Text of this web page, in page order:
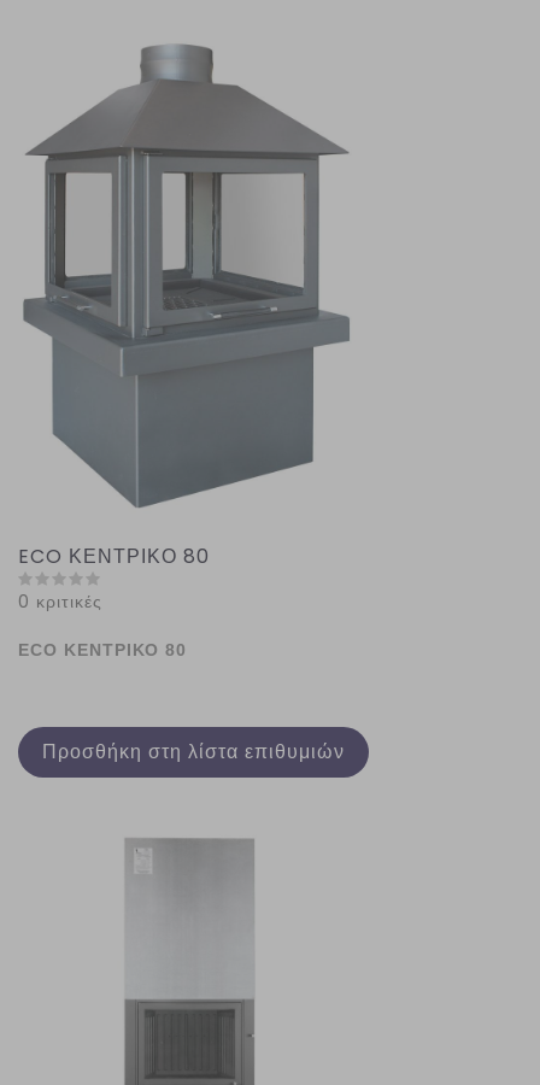
ECO ΚΕΝΤΡΙΚΟ 80
0 κριτικές
ECO ΚΕΝΤΡΙΚΟ 80
Προσθήκη στη λίστα επιθυμιών